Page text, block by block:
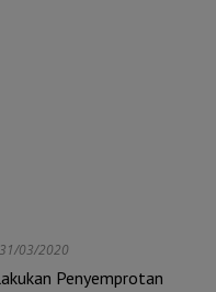
31/03/2020
Penyemprotan